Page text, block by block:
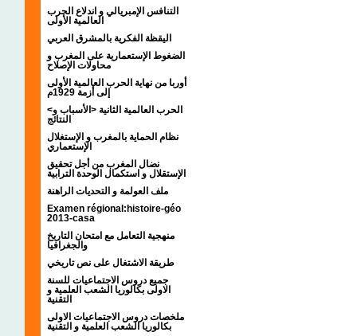
التنافس الإمبريالي و اندلاع الحرب
العالمية الأولى
اليقظة الفكرية بالمشرق العربي
الضغوط الإستعمارية على المغرب و
محاولات الإصلاح
أوربا من نهاية الحرب العالمية الأولى
إلى أزمة 1929م
<الحرب العالمية الثانية <الأسباب و
النتائج
نظام الحماية بالمغرب و الإستغلال
الإستعماري
نضال المغرب من أجل تحقيق
الإستقلال و استكمال الوحدة الترابية
ملف العولمة و التحديات الراهنة
Examen régional:histoire-géo
2013-casa
منهجية التعامل مع امتحان التاريخ
والجغرافيا
طريقة الاشتغال على نص تاريخي
جميع دروس الاجتماعيات للسنة
الاولى بكالوريا الشعب العلمية و
التقنية
ملخصات دروس الاجتماعيات الاولى
بكالوريا الشعب العلمية و التقنية